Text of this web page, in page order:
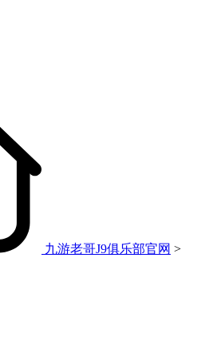
九游老哥J9俱乐部官网 >